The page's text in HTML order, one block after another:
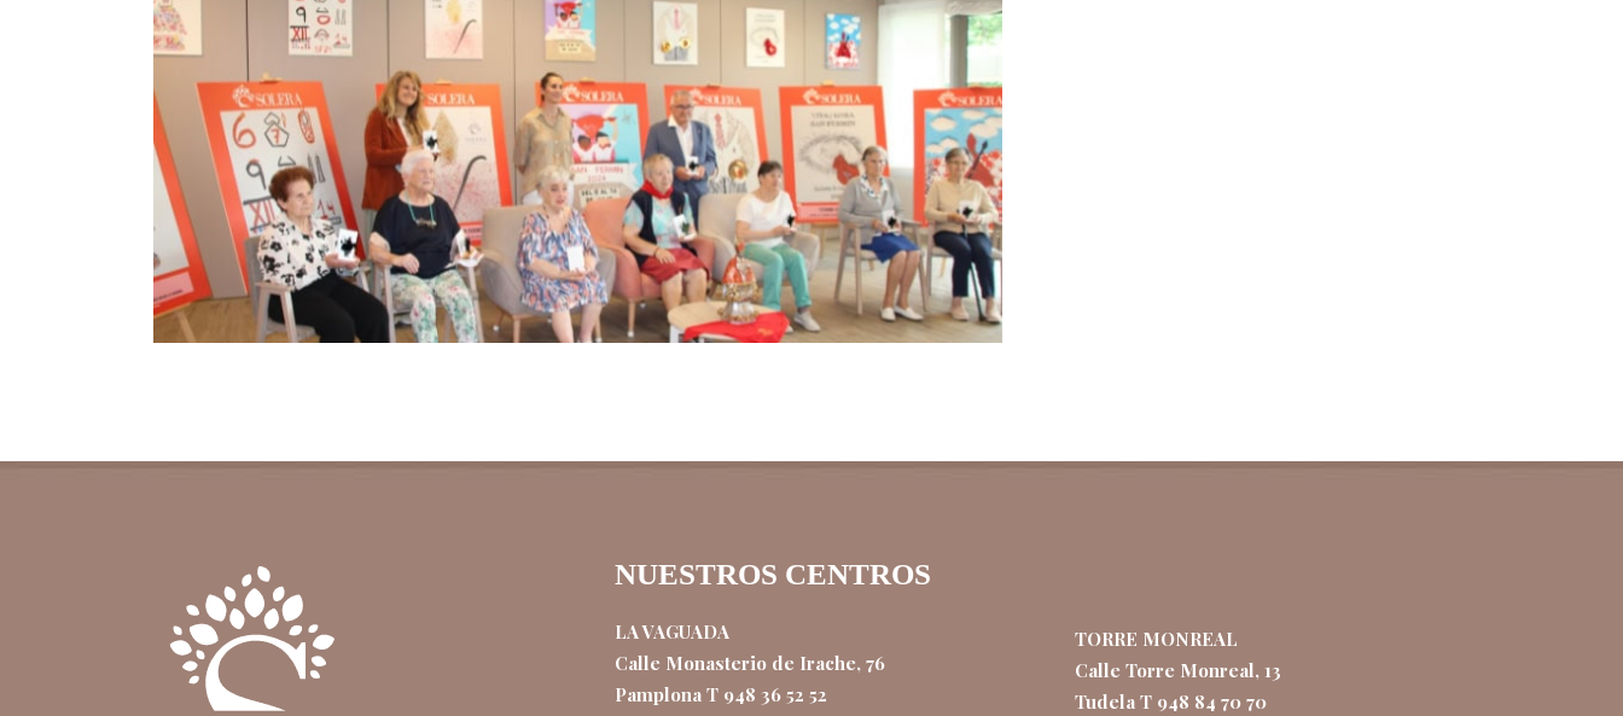
NUESTROS CENTROS
LA VAGUADA
Calle Monasterio de Irache, 76
Pamplona T 948 36 52 52
TORRE MONREAL
Calle Torre Monreal, 13
Tudela T 948 84 70 70